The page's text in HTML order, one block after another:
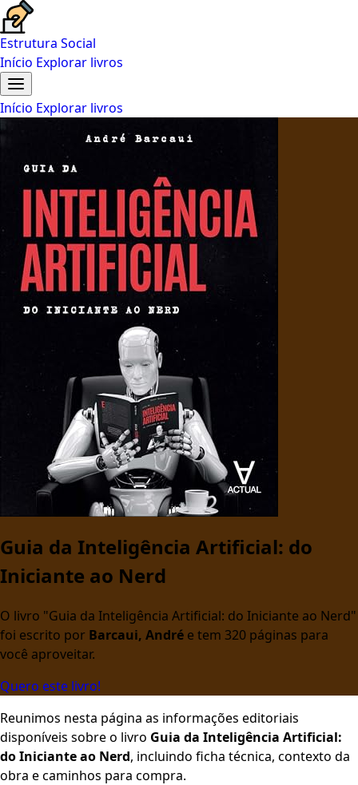
Estrutura Social
Início Explorar livros
Início Explorar livros
Guia da Inteligência Artificial: do
Iniciante ao Nerd
O livro "Guia da Inteligência Artificial: do Iniciante ao Nerd"
foi escrito por Barcaui, André e tem 320 páginas para
você aproveitar.
Quero este livro!
Reunimos nesta página as informações editoriais
disponíveis sobre o livro Guia da Inteligência Artificial:
do Iniciante ao Nerd, incluindo ficha técnica, contexto da
obra e caminhos para compra.